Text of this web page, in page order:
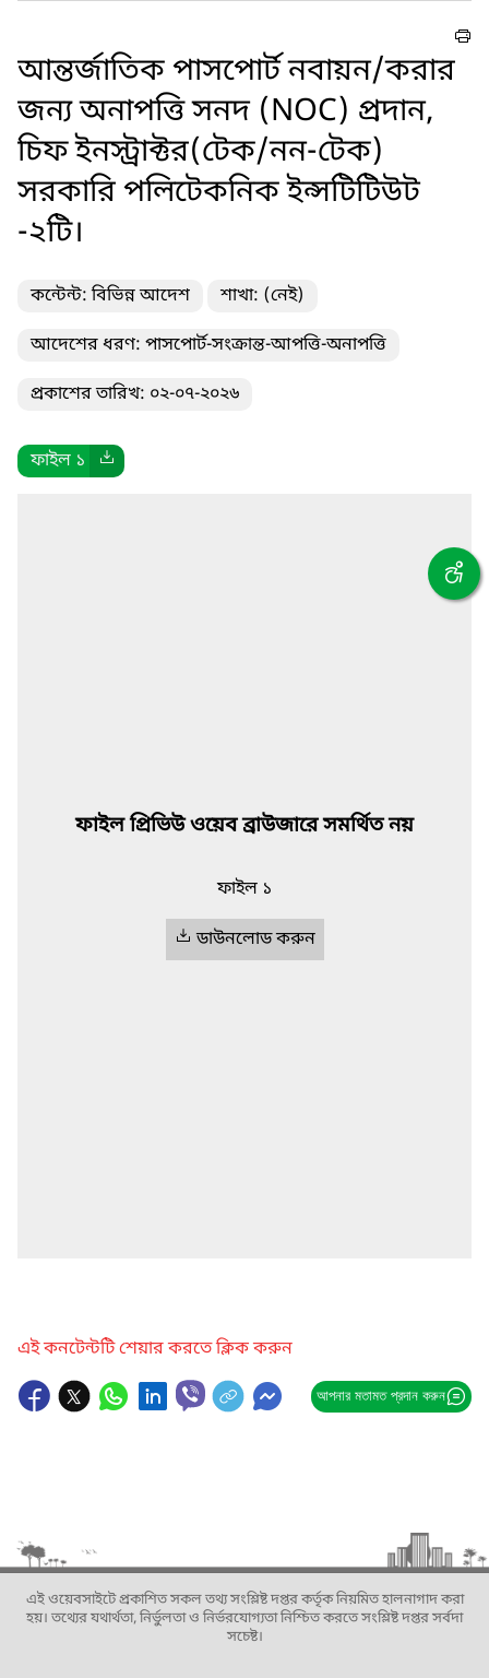
আন্তর্জাতিক পাসপোর্ট নবায়ন/করার
জন্য অনাপত্তি সনদ (NOC) প্রদান,
চিফ ইনস্ট্রাক্টর(টেক/নন-টেক)
সরকারি পলিটেকনিক ইন্সটিটিউট
-২টি।
কন্টেন্ট: বিভিন্ন আদেশ শাখা: (নেই)
আদেশের ধরণ: পাসপোর্ট-সংক্রান্ত-আপত্তি-অনাপত্তি
প্রকাশের তারিখ: ০২-০৭-২০২৬
ফাইল ১
ফাইল প্রিভিউ ওয়েব ব্রাউজারে সমর্থিত নয়
ফাইল ১
ডাউনলোড করুন
এই কনটেন্টটি শেয়ার করতে ক্লিক করুন
আপনার মতামত প্রদান করুন
এই ওয়েবসাইটে প্রকাশিত সকল তথ্য সংশ্লিষ্ট দপ্তর কর্তৃক নিয়মিত হালনাগাদ করা
হয়। তথ্যের যথার্থতা, নির্ভুলতা ও নির্ভরযোগ্যতা নিশ্চিত করতে সংশ্লিষ্ট দপ্তর সর্বদা
সচেষ্ট।